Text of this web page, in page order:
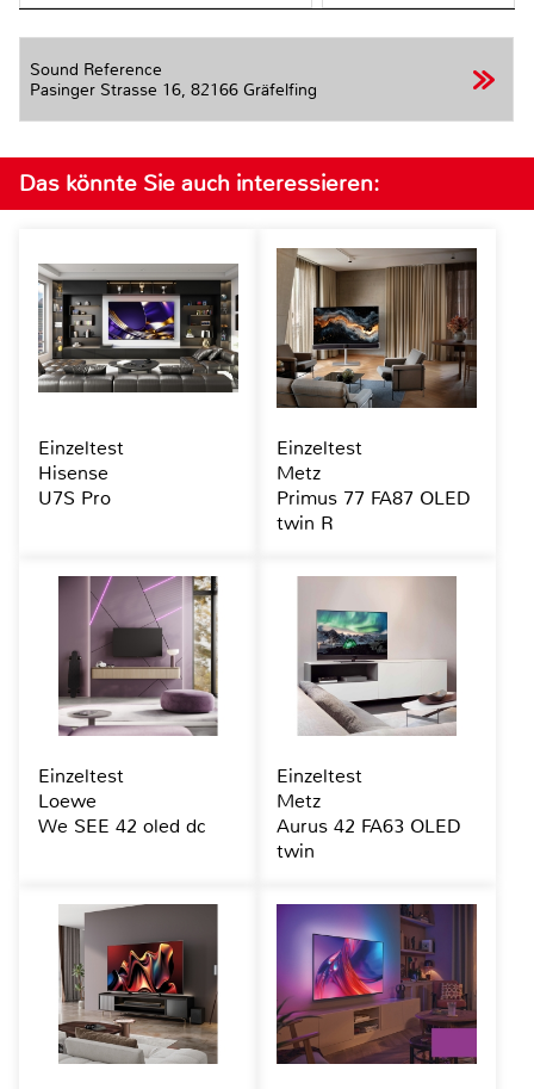
Sound Reference
Pasinger Strasse 16, 82166 Gräfelfing
Das könnte Sie auch interessieren:
Einzeltest
Hisense
U7S Pro
Einzeltest
Metz
Primus 77 FA87 OLED
twin R
Einzeltest
Loewe
We SEE 42 oled dc
Einzeltest
Metz
Aurus 42 FA63 OLED
twin